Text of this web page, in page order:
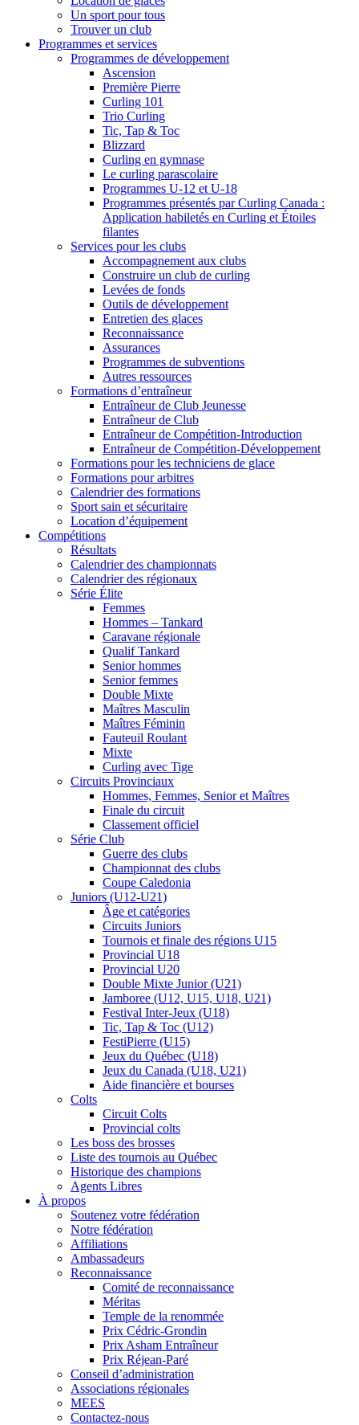
Un sport pour tous
Trouver un club
Programmes et services
Programmes de développement
Ascension
Première Pierre
Curling 101
Trio Curling
Tic, Tap & Toc
Blizzard
Curling en gymnase
Le curling parascolaire
Programmes U-12 et U-18
Programmes présentés par Curling Canada :
Application habiletés en Curling et Étoiles
filantes
Services pour les clubs
Accompagnement aux clubs
Construire un club de curling
Levées de fonds
Outils de développement
Entretien des glaces
Reconnaissance
Assurances
Programmes de subventions
Autres ressources
Formations d’entraîneur
Entraîneur de Club Jeunesse
Entraîneur de Club
Entraîneur de Compétition-Introduction
Entraîneur de Compétition-Développement
Formations pour les techniciens de glace
Formations pour arbitres
Calendrier des formations
Sport sain et sécuritaire
Location d’équipement
Compétitions
Résultats
Calendrier des championnats
Calendrier des régionaux
Série Élite
Femmes
Hommes – Tankard
Caravane régionale
Qualif Tankard
Senior hommes
Senior femmes
Double Mixte
Maîtres Masculin
Maîtres Féminin
Fauteuil Roulant
Mixte
Curling avec Tige
Circuits Provinciaux
Hommes, Femmes, Senior et Maîtres
Finale du circuit
Classement officiel
Série Club
Guerre des clubs
Championnat des clubs
Coupe Caledonia
Juniors (U12-U21)
Âge et catégories
Circuits Juniors
Tournois et finale des régions U15
Provincial U18
Provincial U20
Double Mixte Junior (U21)
Jamboree (U12, U15, U18, U21)
Festival Inter-Jeux (U18)
Tic, Tap & Toc (U12)
FestiPierre (U15)
Jeux du Québec (U18)
Jeux du Canada (U18, U21)
Aide financière et bourses
Colts
Circuit Colts
Provincial colts
Les boss des brosses
Liste des tournois au Québec
Historique des champions
Agents Libres
À propos
Soutenez votre fédération
Notre fédération
Affiliations
Ambassadeurs
Reconnaissance
Comité de reconnaissance
Méritas
Temple de la renommée
Prix Cédric-Grondin
Prix Asham Entraîneur
Prix Réjean-Paré
Conseil d’administration
Associations régionales
MEES
Contactez-nous